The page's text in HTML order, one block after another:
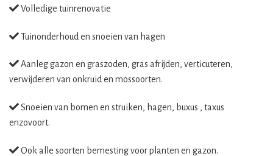
Volledige tuinrenovatie
Tuinonderhoud en snoeien van hagen
Aanleg gazon en graszoden, gras afrijden, verticuteren,
verwijderen van onkruid en mossoorten.
Snoeien van bomen en struiken, hagen, buxus , taxus
enzovoort.
Ook alle soorten bemesting voor planten en gazon.